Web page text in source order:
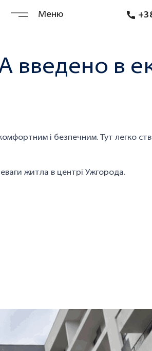
Меню
введено в
і безпечним. Тут легко
житла в центрі Ужгорода.